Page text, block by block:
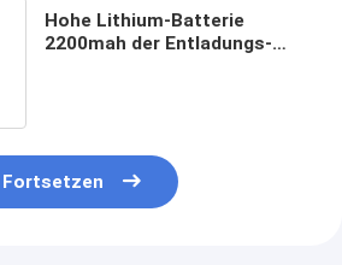
Hohe Lithium-Batterie
2200mah der Entladungs-
Fortsetzen